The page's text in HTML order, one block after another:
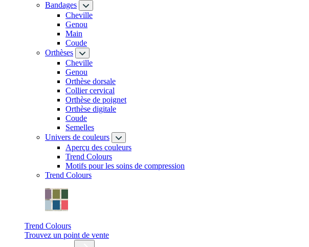
Bandages
Cheville
Genou
Main
Coude
Orthèses
Cheville
Genou
Orthèse dorsale
Collier cervical
Orthèse de poignet
Orthèse digitale
Coude
Semelles
Univers de couleurs
Aperçu des couleurs
Trend Colours
Motifs pour les soins de compression
Trend Colours
Trend Colours
Trouvez un point de vente